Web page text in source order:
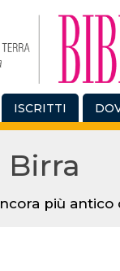
ISCRITTI
Birra
più antico